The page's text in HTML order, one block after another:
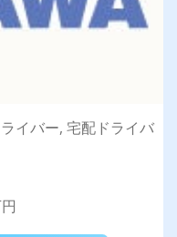
イバー, 宅配ドライバ